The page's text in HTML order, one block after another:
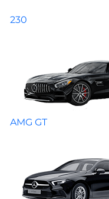
230
AMG GT